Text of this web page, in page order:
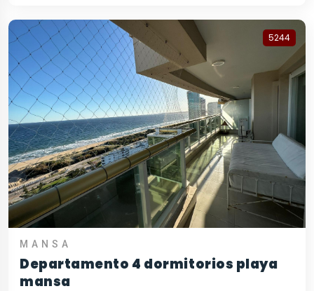
5244
MANSA
Departamento 4 dormitorios playa
mansa